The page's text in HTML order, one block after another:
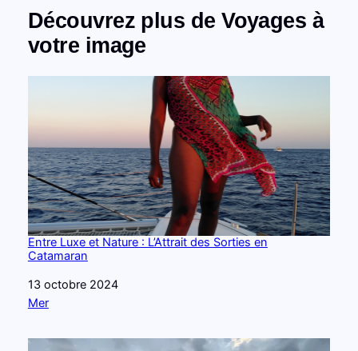
Découvrez plus de Voyages à
votre image
Entre Luxe et Nature : L’Attrait des Sorties en
Catamaran
Date
13 octobre 2024
Par rapport à
Mer